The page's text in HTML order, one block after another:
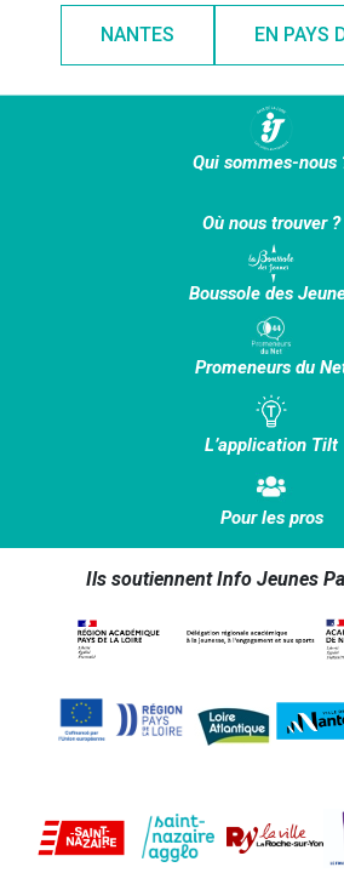
NANTES EN PAYS
Qui sommes-nous
Où nous trouver ?
Boussole des
Promeneurs du
L’application Tilt
Pour les pros
Ils soutiennent Info Jeunes